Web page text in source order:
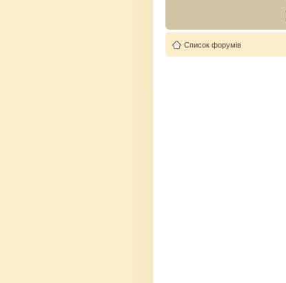
Список форумів